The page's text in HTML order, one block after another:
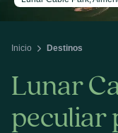
Inicio Destinos
Lunar
peculiar